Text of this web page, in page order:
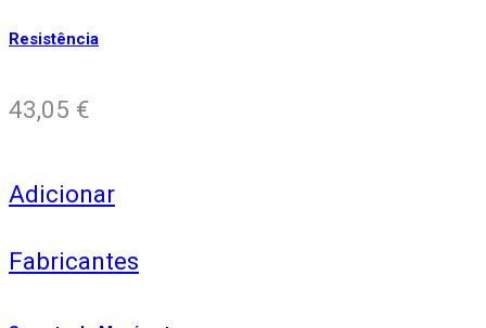
Resistência
43,05 €
Adicionar
Fabricantes